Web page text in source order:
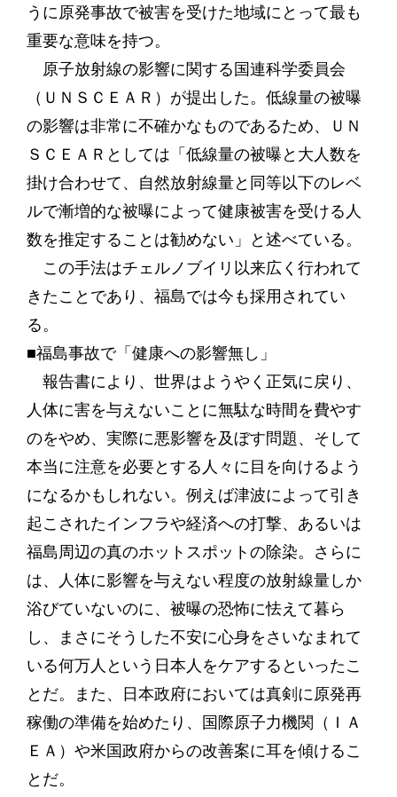
うに原発事故で被害を受けた地域にとって最も
重要な意味を持つ。
原子放射線の影響に関する国連科学委員会
（ＵＮＳＣＥＡＲ）が提出した。低線量の被曝
の影響は非常に不確かなものであるため、ＵＮ
ＳＣＥＡＲとしては「低線量の被曝と大人数を
掛け合わせて、自然放射線量と同等以下のレベ
ルで漸増的な被曝によって健康被害を受ける人
数を推定することは勧めない」と述べている。
この手法はチェルノブイリ以来広く行われて
きたことであり、福島では今も採用されてい
る。
■福島事故で「健康への影響無し」
報告書により、世界はようやく正気に戻り、
人体に害を与えないことに無駄な時間を費やす
のをやめ、実際に悪影響を及ぼす問題、そして
本当に注意を必要とする人々に目を向けるよう
になるかもしれない。例えば津波によって引き
起こされたインフラや経済への打撃、あるいは
福島周辺の真のホットスポットの除染。さらに
は、人体に影響を与えない程度の放射線量しか
浴びていないのに、被曝の恐怖に怯えて暮ら
し、まさにそうした不安に心身をさいなまれて
いる何万人という日本人をケアするといったこ
とだ。また、日本政府においては真剣に原発再
稼働の準備を始めたり、国際原子力機関（ＩＡ
ＥＡ）や米国政府からの改善案に耳を傾けるこ
とだ。